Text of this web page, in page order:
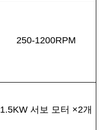
250-1200RPM
1.5KW 서보 모터 ×2개